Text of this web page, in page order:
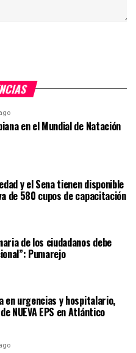
en el Mundial de Natación
y el Sena tienen disponible
de 580 cupos de capacitación
de los ciudadanos debe
Pumarejo
en urgencias y hospitalario,
NUEVA EPS en Atlántico